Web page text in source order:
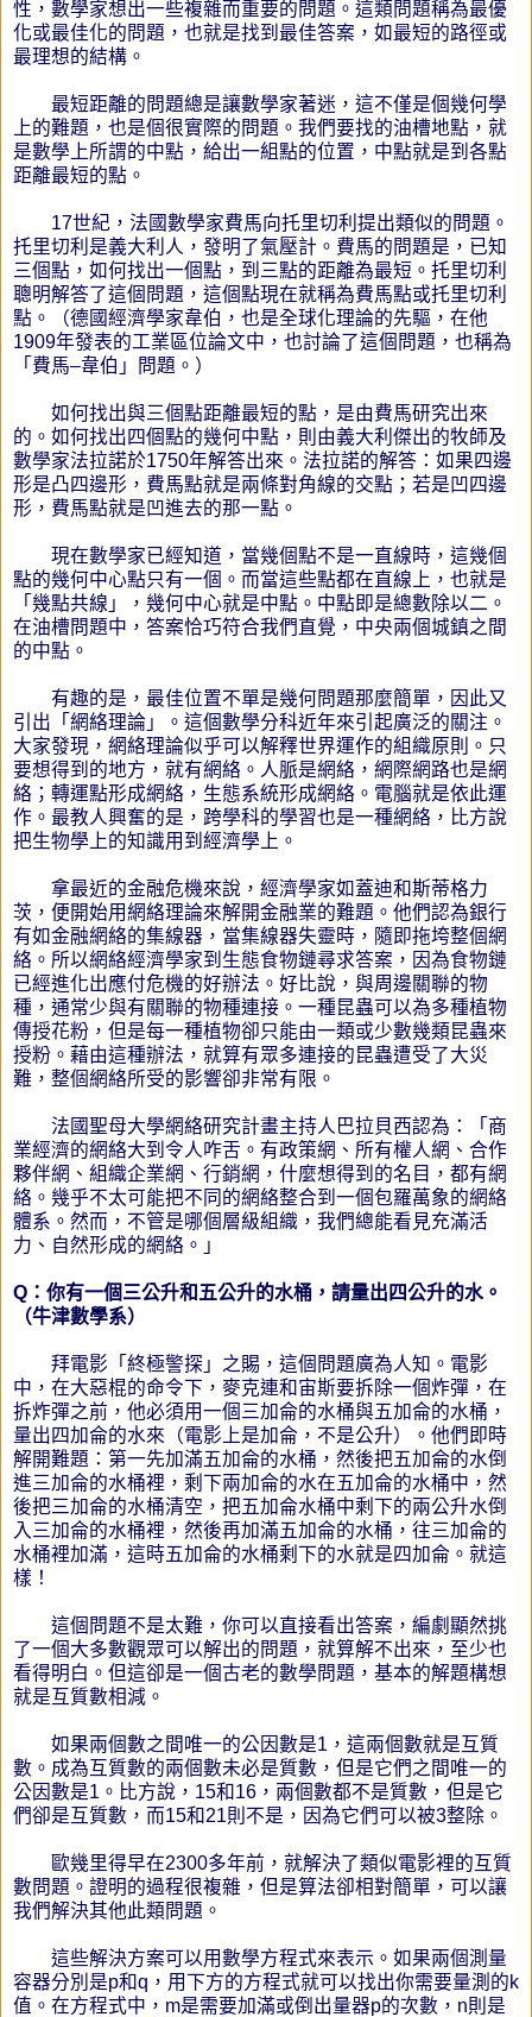
性，數學家想出一些複雜而重要的問題。這類問題稱為最優
化或最佳化的問題，也就是找到最佳答案，如最短的路徑或
最理想的結構。
最短距離的問題總是讓數學家著迷，這不僅是個幾何學
上的難題，也是個很實際的問題。我們要找的油槽地點，就
是數學上所謂的中點，給出一組點的位置，中點就是到各點
距離最短的點。
17世紀，法國數學家費馬向托里切利提出類似的問題。
托里切利是義大利人，發明了氣壓計。費馬的問題是，已知
三個點，如何找出一個點，到三點的距離為最短。托里切利
聰明解答了這個問題，這個點現在就稱為費馬點或托里切利
點。（德國經濟學家韋伯，也是全球化理論的先驅，在他
1909年發表的工業區位論文中，也討論了這個問題，也稱為
「費馬–韋伯」問題。）
如何找出與三個點距離最短的點，是由費馬研究出來
的。如何找出四個點的幾何中點，則由義大利傑出的牧師及
數學家法拉諾於1750年解答出來。法拉諾的解答：如果四邊
形是凸四邊形，費馬點就是兩條對角線的交點；若是凹四邊
形，費馬點就是凹進去的那一點。
現在數學家已經知道，當幾個點不是一直線時，這幾個
點的幾何中心點只有一個。而當這些點都在直線上，也就是
「幾點共線」，幾何中心就是中點。中點即是總數除以二。
在油槽問題中，答案恰巧符合我們直覺，中央兩個城鎮之間
的中點。
有趣的是，最佳位置不單是幾何問題那麼簡單，因此又
引出「網絡理論」。這個數學分科近年來引起廣泛的關注。
大家發現，網絡理論似乎可以解釋世界運作的組織原則。只
要想得到的地方，就有網絡。人脈是網絡，網際網路也是網
絡；轉運點形成網絡，生態系統形成網絡。電腦就是依此運
作。最教人興奮的是，跨學科的學習也是一種網絡，比方說
把生物學上的知識用到經濟學上。
拿最近的金融危機來說，經濟學家如蓋迪和斯蒂格力
茨，便開始用網絡理論來解開金融業的難題。他們認為銀行
有如金融網絡的集線器，當集線器失靈時，隨即拖垮整個網
絡。所以網絡經濟學家到生態食物鏈尋求答案，因為食物鏈
已經進化出應付危機的好辦法。好比說，與周邊關聯的物
種，通常少與有關聯的物種連接。一種昆蟲可以為多種植物
傳授花粉，但是每一種植物卻只能由一類或少數幾類昆蟲來
授粉。藉由這種辦法，就算有眾多連接的昆蟲遭受了大災
難，整個網絡所受的影響卻非常有限。
法國聖母大學網絡研究計畫主持人巴拉貝西認為：「商
業經濟的網絡大到令人咋舌。有政策網、所有權人網、合作
夥伴網、組織企業網、行銷網，什麼想得到的名目，都有網
絡。幾乎不太可能把不同的網絡整合到一個包羅萬象的網絡
體系。然而，不管是哪個層級組織，我們總能看見充滿活
力、自然形成的網絡。」
Q：你有一個三公升和五公升的水桶，請量出四公升的水。
（牛津數學系）
拜電影「終極警探」之賜，這個問題廣為人知。電影
中，在大惡棍的命令下，麥克連和宙斯要拆除一個炸彈，在
拆炸彈之前，他必須用一個三加侖的水桶與五加侖的水桶，
量出四加侖的水來（電影上是加侖，不是公升）。他們即時
解開難題：第一先加滿五加侖的水桶，然後把五加侖的水倒
進三加侖的水桶裡，剩下兩加侖的水在五加侖的水桶中，然
後把三加侖的水桶清空，把五加侖水桶中剩下的兩公升水倒
入三加侖的水桶裡，然後再加滿五加侖的水桶，往三加侖的
水桶裡加滿，這時五加侖的水桶剩下的水就是四加侖。就這
樣！
這個問題不是太難，你可以直接看出答案，編劇顯然挑
了一個大多數觀眾可以解出的問題，就算解不出來，至少也
看得明白。但這卻是一個古老的數學問題，基本的解題構想
就是互質數相減。
如果兩個數之間唯一的公因數是1，這兩個數就是互質
數。成為互質數的兩個數未必是質數，但是它們之間唯一的
公因數是1。比方說，15和16，兩個數都不是質數，但是它
們卻是互質數，而15和21則不是，因為它們可以被3整除。
歐幾里得早在2300多年前，就解決了類似電影裡的互質
數問題。證明的過程很複雜，但是算法卻相對簡單，可以讓
我們解決其他此類問題。
這些解決方案可以用數學方程式來表示。如果兩個測量
容器分別是p和q，用下方的方程式就可以找出你需要量測的k
值。在方程式中，m是需要加滿或倒出量器p的次數，n則是